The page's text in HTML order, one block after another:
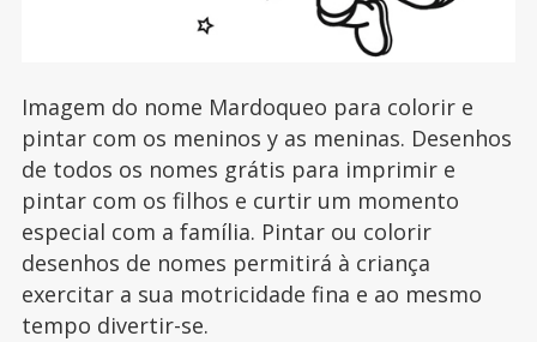
Imagem do nome Mardoqueo para colorir e
pintar com os meninos y as meninas. Desenhos
de todos os nomes grátis para imprimir e
pintar com os filhos e curtir um momento
especial com a família. Pintar ou colorir
desenhos de nomes permitirá à criança
exercitar a sua motricidade fina e ao mesmo
tempo divertir-se.